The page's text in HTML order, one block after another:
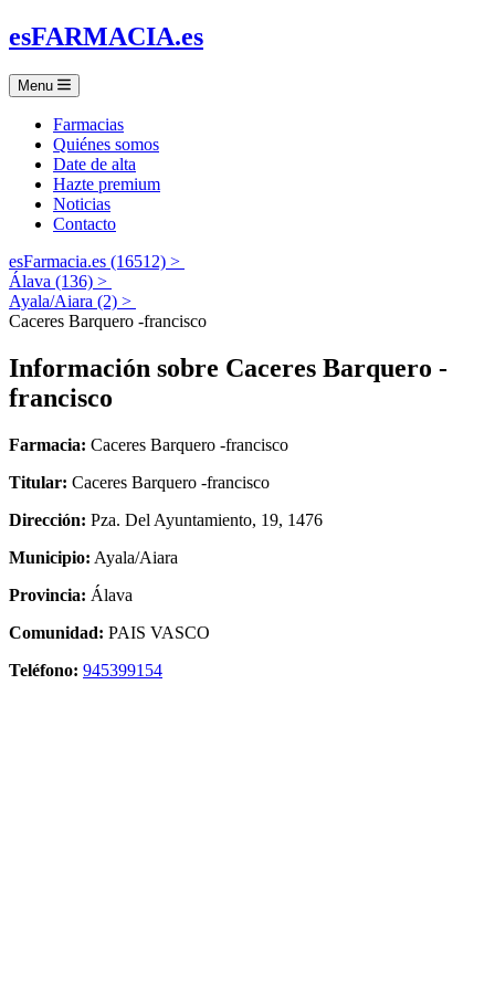
esFARMACIA.es
Menu
Farmacias
Quiénes somos
Date de alta
Hazte premium
Noticias
Contacto
esFarmacia.es (16512) >
Álava (136) >
Ayala/Aiara (2) >
Caceres Barquero -francisco
Información sobre Caceres Barquero -
francisco
Farmacia: Caceres Barquero -francisco
Titular: Caceres Barquero -francisco
Dirección: Pza. Del Ayuntamiento, 19, 1476
Municipio: Ayala/Aiara
Provincia: Álava
Comunidad: PAIS VASCO
Teléfono: 945399154